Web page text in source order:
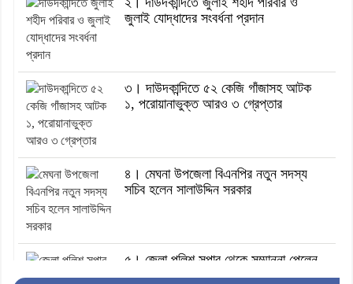
জুলাই যোদ্ধাদের সংবর্ধনা প্রদান
৩। দাউদকান্দিতে ৫২ কেজি গাঁজাসহ আটক
১, পরোয়ানাভুক্ত আরও ৩ গ্রেপ্তার
৪। মেঘনা উপজেলা বিএনপির নতুন সদস্য
সচিব হলেন সালাউদ্দিন সরকার
৫। জেলা পুলিশ সুপার থেকে সম্মাননা পেলেন
দাউদকান্দি মডেল থানার এএসআই সজল